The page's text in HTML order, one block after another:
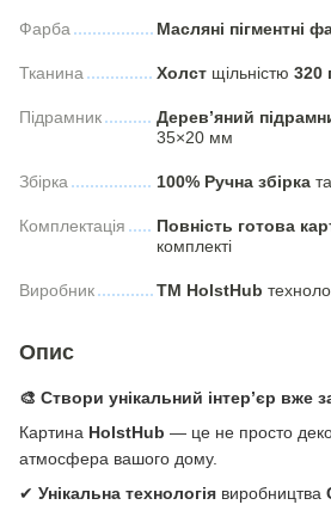
Фарба Масляні пігментні
Тканина Холст щільністю 320
Підрамник Дерев’яний
35×20 мм
Збірка 100% Ручна збірка
Комплектація Повність готова
комплекті
Виробник ТМ HolstHub
Опис
🎨 Створи унікальний інтер’єр вже
Картина HolstHub — це не просто
атмосфера вашого дому.
✔ Унікальна технологія виробництва